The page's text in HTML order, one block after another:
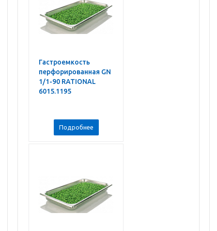
Гастроемкость
перфорированная GN
1/1-90 RATIONAL
6015.1195
Подробнее